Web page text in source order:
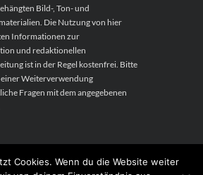
Bild-, Ton- und
Die Nutzung von hier
Informationen zur
und redaktionellen
ist in der Regel kostenfrei. Bitte
einer Weiterverwendung
Fragen mit dem angegebenen
Cookies. Wenn du die Website weiter